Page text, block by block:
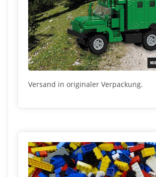
Versand in originaler Verpackung.